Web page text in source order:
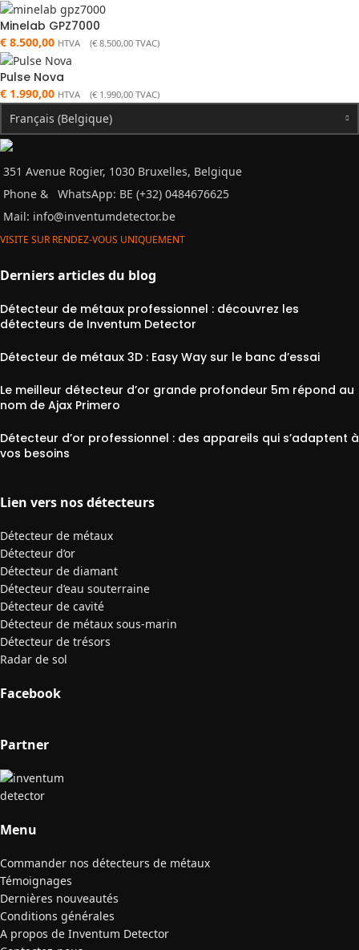
Minelab GPZ7000
€ 8.500,00 HTVA (€ 8.500,00 TVAC)
Pulse Nova
€ 1.990,00 HTVA (€ 1.990,00 TVAC)
Français (Belgique)
351 Avenue Rogier, 1030 Bruxelles, Belgique
Phone &
WhatsApp: BE (+32) 0484676625
Mail: info@inventumdetector.be
VISITE SUR RENDEZ-VOUS UNIQUEMENT
Derniers articles du blog
Détecteur de métaux professionnel : découvrez les
détecteurs de Inventum Detector
Détecteur de métaux 3D : Easy Way sur le banc d’essai
Le meilleur détecteur d’or grande profondeur 5m répond au
nom de Ajax Primero
Détecteur d’or professionnel : des appareils qui s’adaptent à
vos besoins
Lien vers nos détecteurs
Détecteur de métaux
Détecteur d’or
Détecteur de diamant
Détecteur d’eau souterraine
Détecteur de cavité
Détecteur de métaux sous-marin
Détecteur de trésors
Radar de sol
Facebook
Partner
Menu
Commander nos détecteurs de métaux
Témoignages
Dernières nouveautés
Conditions générales
A propos de Inventum Detector